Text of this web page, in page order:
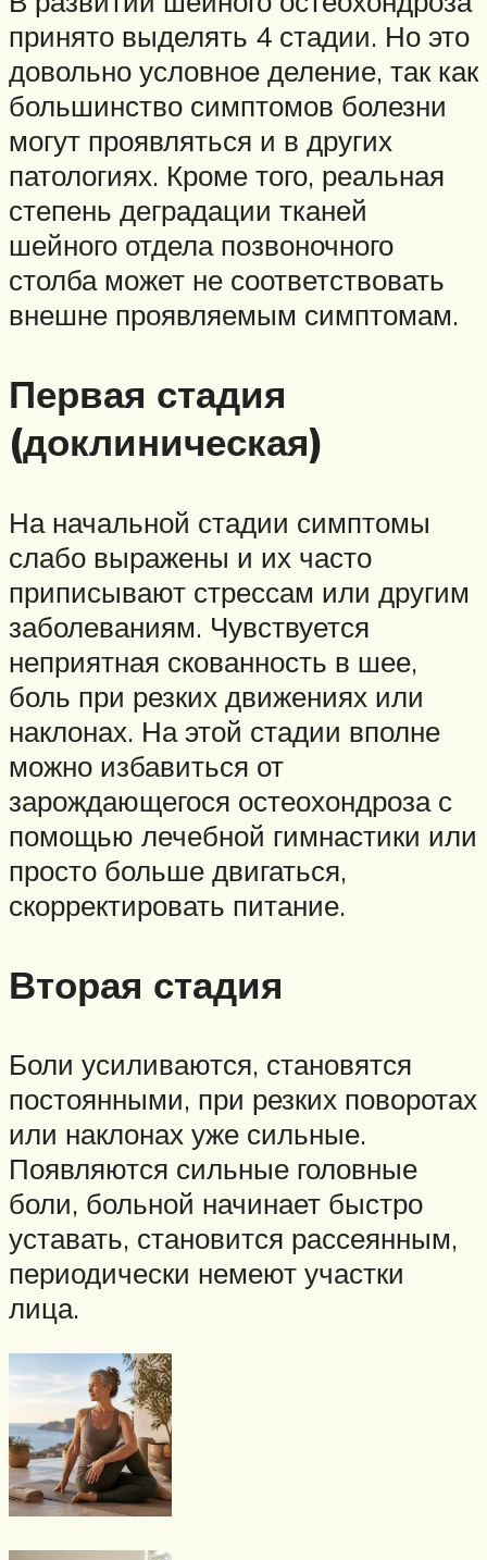
принято выделять 4 стадии. Но это
довольно условное деление, так как
большинство симптомов болезни
могут проявляться и в других
патологиях. Кроме того, реальная
степень деградации тканей
шейного отдела позвоночного
столба может не соответствовать
внешне проявляемым симптомам.
Первая стадия
(доклиническая)
На начальной стадии симптомы
слабо выражены и их часто
приписывают стрессам или другим
заболеваниям. Чувствуется
неприятная скованность в шее,
боль при резких движениях или
наклонах. На этой стадии вполне
можно избавиться от
зарождающегося остеохондроза с
помощью лечебной гимнастики или
просто больше двигаться,
скорректировать питание.
Вторая стадия
Боли усиливаются, становятся
постоянными, при резких поворотах
или наклонах уже сильные.
Появляются сильные головные
боли, больной начинает быстро
уставать, становится рассеянным,
периодически немеют участки
лица.